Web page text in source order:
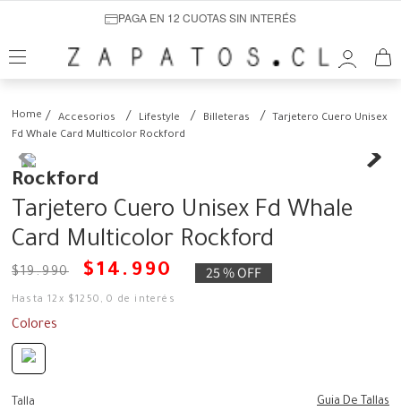
PAGA EN 12 CUOTAS SIN INTERÉS
Accesorios Lifestyle Billeteras
Tarjetero Cuero Unisex
Fd Whale Card Multicolor Rockford
Rockford
Tarjetero Cuero Unisex Fd Whale
Card Multicolor Rockford
$19.990 $14 . 990 25 %OFF
Hasta12 x $1250 ,0 de interés
Colores
Talla Guia De Tallas